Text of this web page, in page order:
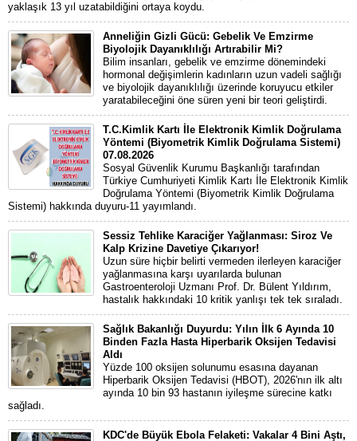
yaklaşık 13 yıl uzatabildiğini ortaya koydu.
Anneliğin Gizli Gücü: Gebelik Ve Emzirme
Biyolojik Dayanıklılığı Artırabilir Mi?
Bilim insanları, gebelik ve emzirme dönemindeki
hormonal değişimlerin kadınların uzun vadeli sağlığı
ve biyolojik dayanıklılığı üzerinde koruyucu etkiler
yaratabileceğini öne süren yeni bir teori geliştirdi.
T.C.Kimlik Kartı İle Elektronik Kimlik Doğrulama
Yöntemi (Biyometrik Kimlik Doğrulama Sistemi)
07.08.2026
Sosyal Güvenlik Kurumu Başkanlığı tarafından
Türkiye Cumhuriyeti Kimlik Kartı İle Elektronik Kimlik
Doğrulama Yöntemi (Biyometrik Kimlik Doğrulama
Sistemi) hakkında duyuru-11 yayımlandı.
Sessiz Tehlike Karaciğer Yağlanması: Siroz Ve
Kalp Krizine Davetiye Çıkarıyor!
Uzun süre hiçbir belirti vermeden ilerleyen karaciğer
yağlanmasına karşı uyarılarda bulunan
Gastroenteroloji Uzmanı Prof. Dr. Bülent Yıldırım,
hastalık hakkındaki 10 kritik yanlışı tek tek sıraladı.
Sağlık Bakanlığı Duyurdu: Yılın İlk 6 Ayında 10
Binden Fazla Hasta Hiperbarik Oksijen Tedavisi
Aldı
Yüzde 100 oksijen solunumu esasına dayanan
Hiperbarik Oksijen Tedavisi (HBOT), 2026'nın ilk altı
ayında 10 bin 93 hastanın iyileşme sürecine katkı
sağladı.
KDC'de Büyük Ebola Felaketi: Vakalar 4 Bini Aştı,